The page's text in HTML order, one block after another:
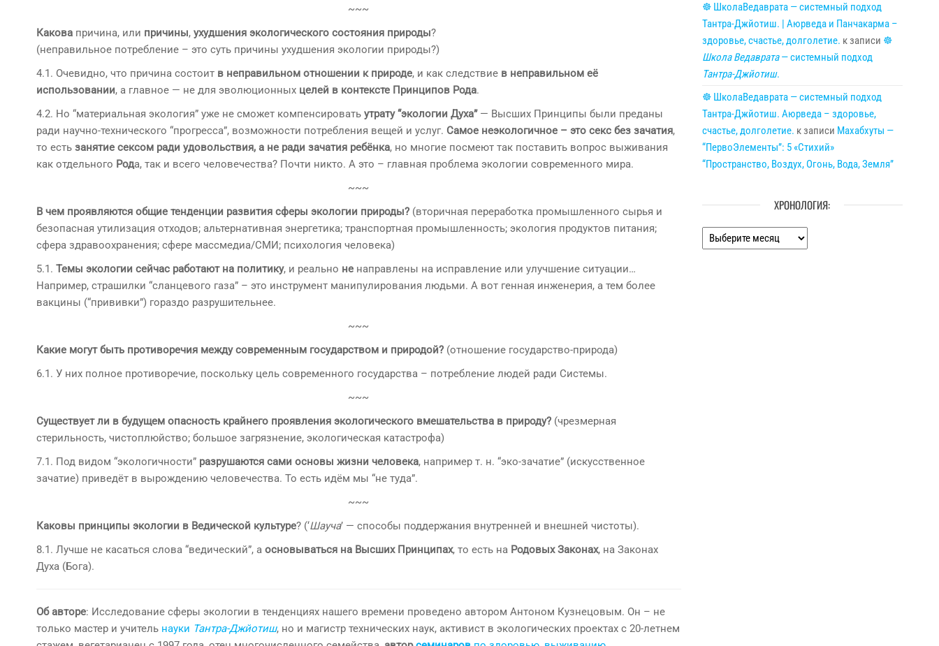
~~~
Какова причина, или причины, ухудшения экологического состояния природы?
(неправильное потребление – это суть причины ухудшения экологии природы?)
4.1. Очевидно, что причина состоит в неправильном отношении к природе, и как следствие в неправильном её
использовании, а главное — не для эволюционных целей в контексте Принципов Рода.
4.2. Но “материальная экология” уже не сможет компенсировать утрату “экологии Духа”— Высших Принципы были преданы
ради научно-технического “прогресса”, возможности потребления вещей и услуг. Самое неэкологичное – это секс без зачатия,
то есть занятие сексом ради удовольствия, а не ради зачатия ребёнка, но многие посмеют так поставить вопрос выживания
как отдельного Рода, так и всего человечества? Почти никто. А это – главная проблема экологии современного мира.
~~~
В чем проявляются общие тенденции развития сферы экологии природы? (вторичная переработка промышленного сырья и
безопасная утилизация отходов; альтернативная энергетика; транспортная промышленность; экология продуктов питания;
сфера здравоохранения; сфере массмедиа/СМИ; психология человека)
5.1. Темы экологии сейчас работают на политику, и реально не направлены на исправление или улучшение ситуации…
Например, страшилки “сланцевого газа” – это инструмент манипулирования людьми. А вот генная инженерия, а тем более
вакцины (“прививки”) гораздо разрушительнее.
~~~
Какие могут быть противоречия между современным государством и природой? (отношение государство-природа)
6.1. У них полное противоречие, поскольку цель современного государства – потребление людей ради Системы.
~~~
Существует ли в будущем опасность крайнего проявления экологического вмешательства в природу? (чрезмерная
стерильность, чистоплюйство; большое загрязнение, экологическая катастрофа)
7.1. Под видом “экологичности” разрушаются сами основы жизни человека, например т. н. “эко-зачатие” (искусственное
зачатие) приведёт в вырождению человечества. То есть идём мы “не туда”.
~~~
Каковы принципы экологии в Ведической культуре? (‘Шауча’ — способы поддержания внутренней и внешней чистоты).
8.1. Лучше не касаться слова “ведический”, а основываться на Высших Принципах, то есть на Родовых Законах, на Законах
Духа (Бога).
Об авторе: Исследование сферы экологии в тенденциях нашего времени проведено автором Антоном Кузнецовым. Он – не
только мастер и учитель науки Тантра-Джйотиш, но и магистр технических наук, активист в экологических проектах с 20-летнем
☸ ШколаВедаврата — системный подход
Тантра-Джйотиш. | Аюрведа и Панчакарма –
здоровье, счастье, долголетие. к записи ☸
Школа Ведаврата— системный подход
Тантра-Джйотиш.
☸ ШколаВедаврата — системный подход
Тантра-Джйотиш. Аюрведа – здоровье,
счастье, долголетие. к записи Махабхуты —
“ПервоЭлементы”: 5 «Стихий»
“Пространство, Воздух, Огонь, Вода, Земля”
ХРОНОЛОГИЯ:
Хронология: